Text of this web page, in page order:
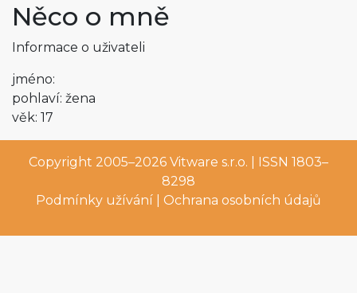
Něco o mně
Informace o uživateli
jméno:
pohlaví: žena
věk: 17
Copyright 2005–2026 Vitware s.r.o. | ISSN 1803–
8298
Podmínky užívání
Ochrana osobních údajů